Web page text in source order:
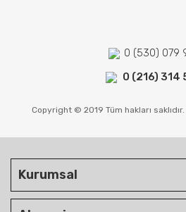
0 (530) 079
0 (216) 314
Copyright © 2019 Tüm hakları
Kurumsal